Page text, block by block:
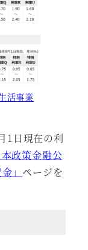
活事業
1日現在の利
本政策金融公
」 ページを